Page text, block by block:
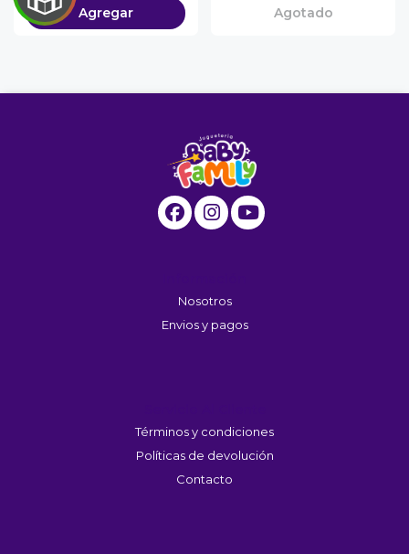
Agregar Agotado
Nosotros
Envios y pagos
Términos y condiciones
Políticas de devolución
Contacto